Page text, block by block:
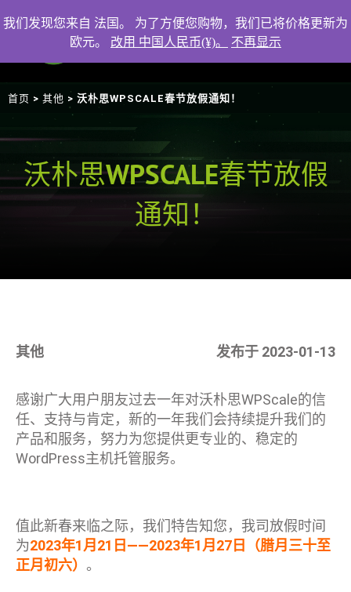
首页 > 其他 > 沃朴思WPSCALE春节放假通知！
沃朴思WPSCALE春节放假
通知！
其他 发布于 2023-01-13
感谢广大用户朋友过去一年对沃朴思WPScale的信
任、支持与肯定，新的一年我们会持续提升我们的
产品和服务，努力为您提供更专业的、稳定的
WordPress主机托管服务。
值此新春来临之际，我们特告知您，我司放假时间
为2023年1月21日——2023年1月27日（腊月三十至
正月初六） 。
我们发现您来自 法国。 为了方便您购物，我们已将价格更新为
欧元。 改用 中国人民币(¥)。 不再显示